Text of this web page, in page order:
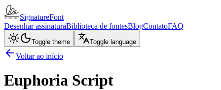
SignatureFont
Desenhar assinaturaBiblioteca de fontesBlogContatoFAQ
Toggle theme Toggle language
Voltar ao início
Euphoria Script